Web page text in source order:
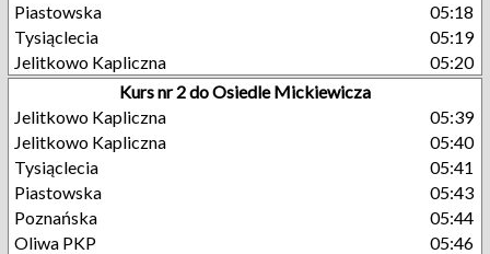
Piastowska
05:18
Tysiąclecia
05:19
Jelitkowo Kapliczna
05:20
Kurs nr 2 do Osiedle Mickiewicza
Jelitkowo Kapliczna
05:39
Jelitkowo Kapliczna
05:40
Tysiąclecia
05:41
Piastowska
05:43
Poznańska
05:44
Oliwa PKP
05:46